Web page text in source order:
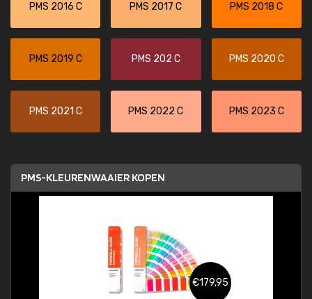
PMS 2016 C PMS 2017 C PMS 2018 C
PMS 2019 C PMS 202 C PMS 2020 C
PMS 2021 C PMS 2022 C PMS 2023 C
PMS-KLEURENWAAIER KOPEN
€179,95